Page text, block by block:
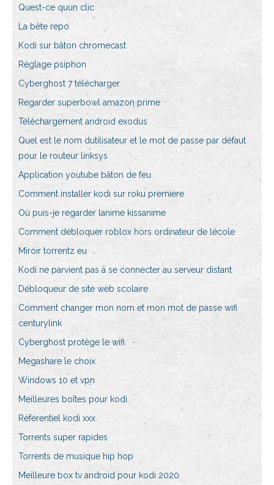
Quest-ce quun clic
La bête repo
Kodi sur bâton chromecast
Réglage psiphon
Cyberghost 7 télécharger
Regarder superbowl amazon prime
Téléchargement android exodus
Quel est le nom dutilisateur et le mot de passe par défaut
pour le routeur linksys
Application youtube bâton de feu
Comment installer kodi sur roku premiere
Où puis-je regarder lanime kissanime
Comment débloquer roblox hors ordinateur de lécole
Miroir torrentz eu
Kodi ne parvient pas à se connecter au serveur distant
Débloqueur de site web scolaire
Comment changer mon nom et mon mot de passe wifi
centurylink
Cyberghost protège le wifi
Megashare le choix
Windows 10 et vpn
Meilleures boîtes pour kodi
Référentiel kodi xxx
Torrents super rapides
Torrents de musique hip hop
Meilleure box tv android pour kodi 2020